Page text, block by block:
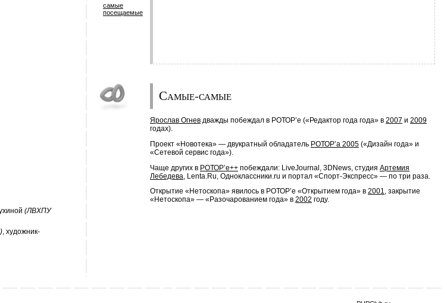
(ЛВХПУ
, художник-
самые
посещаемые
Самые-самые
Ярослав Огнев дважды побеждал в РОТОР’e («Редактор года года» в 2007 и 2009
годах).
Проект «Новотека» — двукратный обладатель РОТОР’a 2005 («Дизайн года» и
«Сетевой сервис года»).
Чаще других в РОТОР’e++ побеждали: LiveJournal, 3DNews, студия Артемия
Лебедева , Lenta.Ru, Одноклассники.ru и портал «Спорт-Экспресс» — по три раза.
Открытие «Нетоскопа» явилось в РОТОР’e «Открытием года» в 2001, закрытие
«Нетоскопа» — «Разочарованием года» в 2002 году.